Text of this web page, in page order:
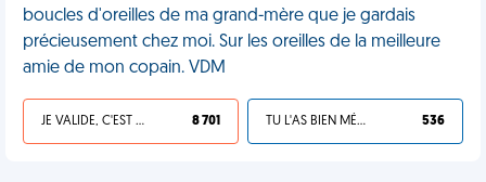
boucles d'oreilles de ma grand-mère que je gardais
précieusement chez moi. Sur les oreilles de la meilleure
amie de mon copain. VDM
JE VALIDE, C'EST UNE VDM 8 701 TU L'AS BIEN MÉRITÉ 536